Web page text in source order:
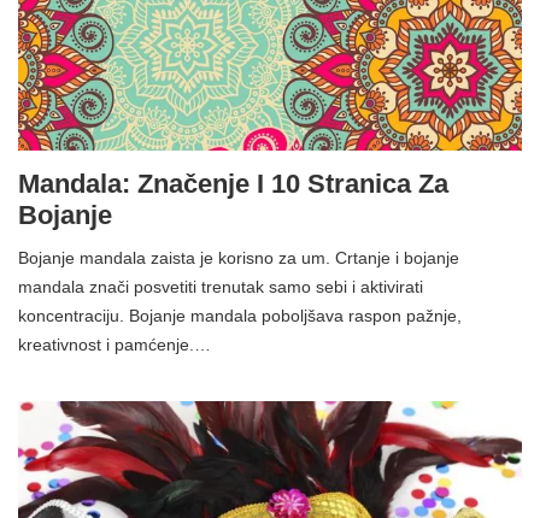
Mandala: Značenje I 10 Stranica Za
Bojanje
Bojanje mandala zaista je korisno za um. Crtanje i bojanje
mandala znači posvetiti trenutak samo sebi i aktivirati
koncentraciju. Bojanje mandala poboljšava raspon pažnje,
kreativnost i pamćenje.…